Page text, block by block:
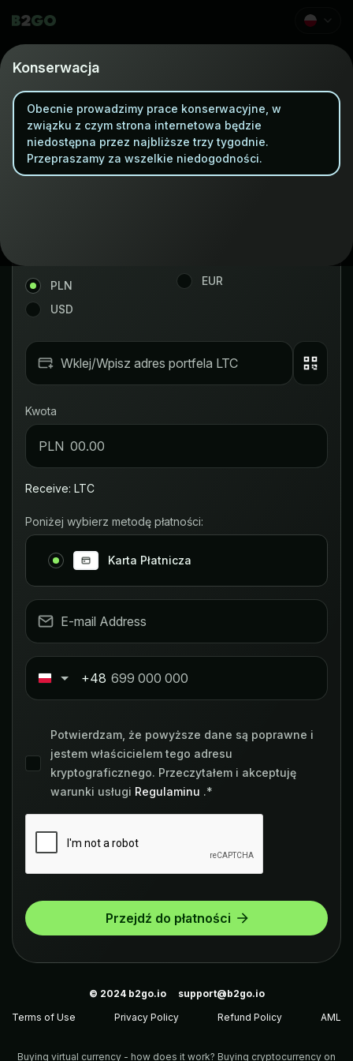
Szybki Zakup Krypto
Kup Swap
PLN
EUR
USD
Kwota
PLN
Receive: LTC
Poniżej wybierz metodę płatności:
Karta Płatnicza
Poland+48
Potwierdzam, że powyższe dane są poprawne i
jestem właścicielem tego adresu
kryptograficznego. Przeczytałem i akceptuję
warunki usługi Regulaminu .*
Przejdź do płatności
Buying virtual currency - how does it work? Buying cryptocurrency on
© 2024 b2go.io
support@b2go.io
Terms of Use
Privacy Policy Refund Policy AML
Konserwacja
Obecnie prowadzimy prace konserwacyjne, w
związku z czym strona internetowa będzie
niedostępna przez najbliższe trzy tygodnie.
Przepraszamy za wszelkie niedogodności.